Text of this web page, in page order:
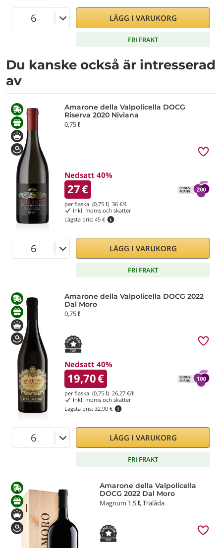
LÄGG I VARUKORG
FRI FRAKT
Du kanske också är intresserad
av
Amarone della Valpolicella DOCG
Riserva 2020 Niviana
0,75 ℓ
Nedsatt 40%
27€
per flaska (0,75 ℓ) 36 €/ℓ
Inkl. moms och skatter
Lägsta pris: 45 €
LÄGG I VARUKORG
FRI FRAKT
Amarone della Valpolicella DOCG 2022
Dal Moro
0,75 ℓ
Nedsatt 40%
19,70€
per flaska (0,75 ℓ) 26,27 €/ℓ
Inkl. moms och skatter
Lägsta pris: 32,90 €
LÄGG I VARUKORG
FRI FRAKT
Amarone della Valpolicella
DOCG 2022 Dal Moro
Magnum 1,5 ℓ, Trälåda